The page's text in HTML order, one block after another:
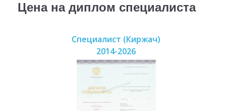
Цена на диплом специалиста
Специалист (Киржач)
2014-2026